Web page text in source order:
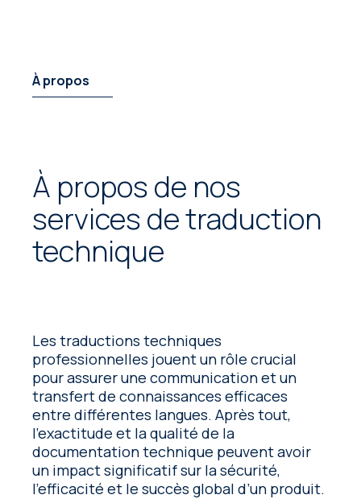
À propos
À propos de nos
services de traduction
technique
Les traductions techniques
professionnelles jouent un rôle crucial
pour assurer une communication et un
transfert de connaissances efficaces
entre différentes langues. Après tout,
l’exactitude et la qualité de la
documentation technique peuvent avoir
un impact significatif sur la sécurité,
l’efficacité et le succès global d’un produit.